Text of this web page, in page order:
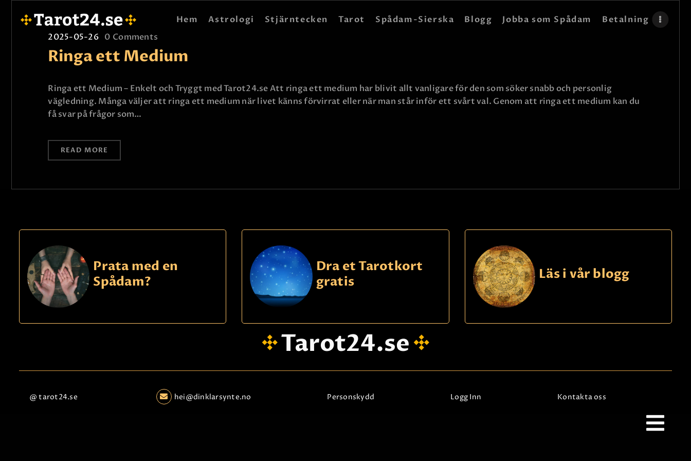
Hem Astrologi Stjärntecken Tarot Spådam-Sierska Blogg Jobba som Spådam Betalning
HEM
TAROT
BETALNING
KONTAKTA OSS
2025-05-26 0 Comments
Ringa ett Medium
Ringa ett Medium – Enkelt och Tryggt med Tarot24.se Att ringa ett medium har blivit allt vanligare för den som söker snabb och personlig
vägledning. Många väljer att ringa ett medium när livet känns förvirrat eller när man står inför ett svårt val. Genom att ringa ett medium kan du
få svar på frågor som…
READ MORE
Prata med en
Spådam?
Dra et Tarotkort
gratis
Läs i vår blogg
Tarot24.se
@ tarot24.se hei@dinklarsynte.no Personskydd Logg Inn Kontakta oss